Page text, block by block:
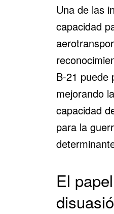
Una de las
capacidad
B-21 puede
mejorando
capacidad
para la
El